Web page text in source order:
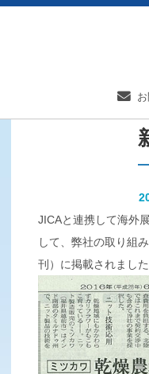
お
JICAと連携して海外
して、弊社の取り組
刊）に掲載されました